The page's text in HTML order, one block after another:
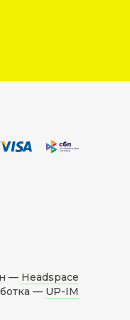
— Headspace
— UP-IM